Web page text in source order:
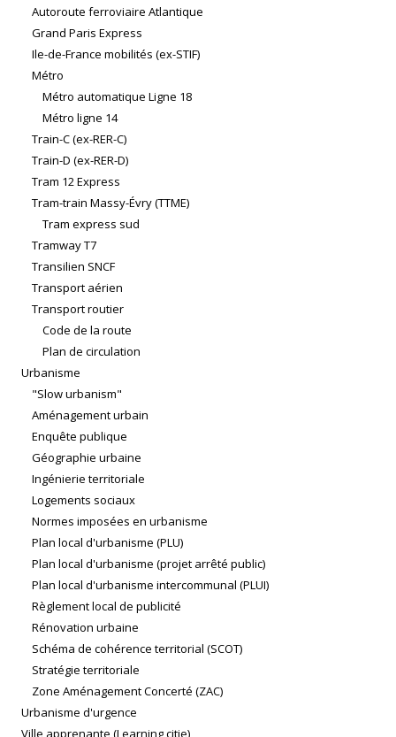
Autoroute ferroviaire Atlantique
Grand Paris Express
Ile-de-France mobilités (ex-STIF)
Métro
Métro automatique Ligne 18
Métro ligne 14
Train-C (ex-RER-C)
Train-D (ex-RER-D)
Tram 12 Express
Tram-train Massy-Évry (TTME)
Tram express sud
Tramway T7
Transilien SNCF
Transport aérien
Transport routier
Code de la route
Plan de circulation
Urbanisme
"Slow urbanism"
Aménagement urbain
Enquête publique
Géographie urbaine
Ingénierie territoriale
Logements sociaux
Normes imposées en urbanisme
Plan local d'urbanisme (PLU)
Plan local d'urbanisme (projet arrêté public)
Plan local d'urbanisme intercommunal (PLUI)
Règlement local de publicité
Rénovation urbaine
Schéma de cohérence territorial (SCOT)
Stratégie territoriale
Zone Aménagement Concerté (ZAC)
Urbanisme d'urgence